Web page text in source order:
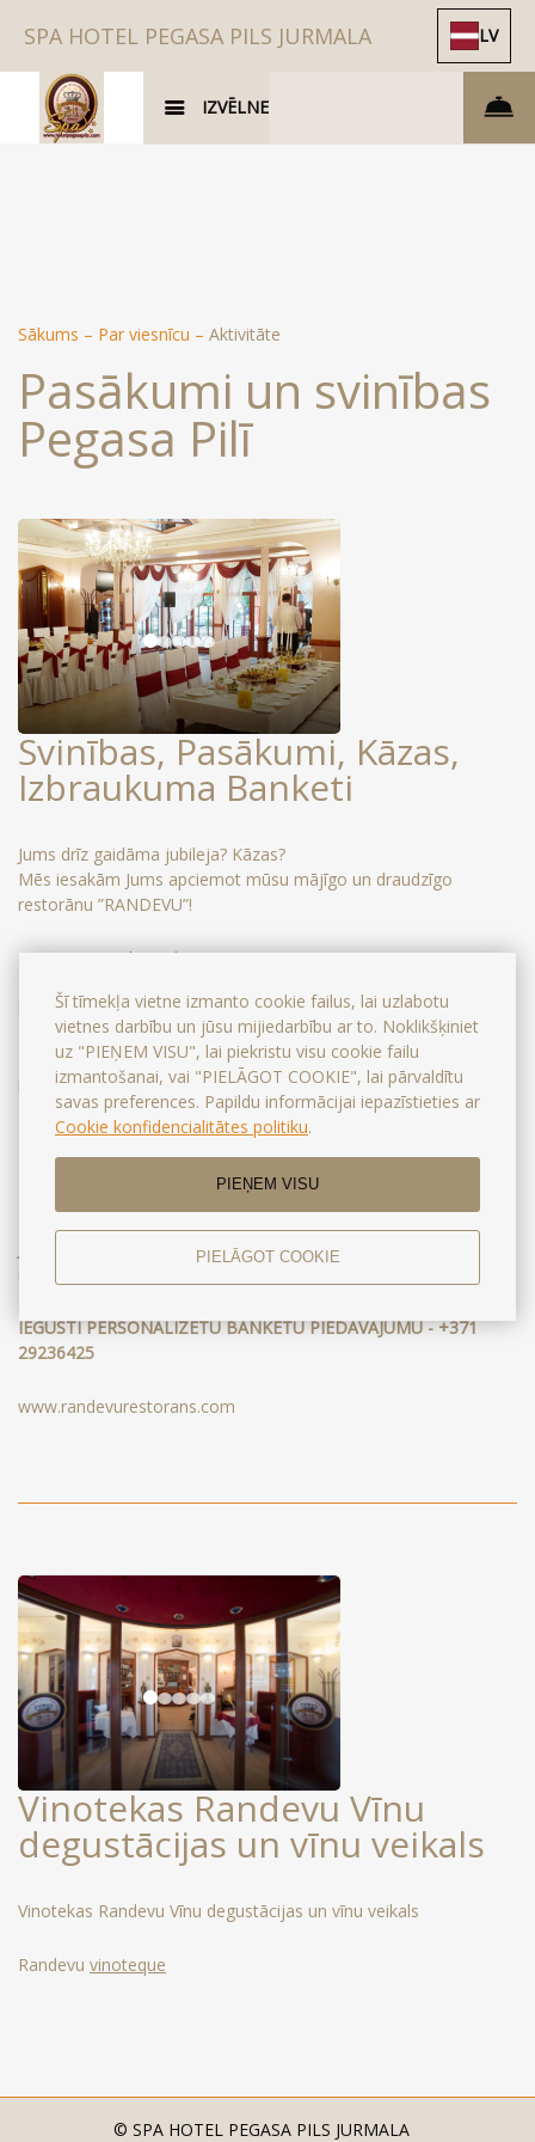
Šī tīmekļa vietne izmanto cookie failus, lai uzlabotu
vietnes darbību un jūsu mijiedarbību ar to. Noklikšķiniet
uz "PIEŅEM VISU", lai piekristu visu cookie failu
izmantošanai, vai "PIELĀGOT COOKIE", lai pārvaldītu
savas preferences. Papildu informācijai iepazīstieties ar
Cookie konfidencialitātes politiku.
PIEŅEM VISU
PIELĀGOT COOKIE
SPA HOTEL PEGASA PILS JURMALA LV
IZVĒLNE
Sākums – Par viesnīcu – Aktivitāte
Pasākumi un svinības
Pegasa Pilī
Svinības, Pasākumi, Kāzas,
Izbraukuma Banketi
Jums drīz gaidāma jubileja? Kāzas?
Mēs iesakām Jums apciemot mūsu mājīgo un draudzīgo
restorānu ”RANDEVU”!
Mūsu personāls gaida Jūs!
kāzu rīkošanā.
Mūsu personāls palīdzēs izvēlēties Jums ēdienus un dzērienus ko
baudīt svētkos, kā arī to optimālo daudzumu.
Lielisks serviss, brīnišķīga virtuve, burvīga gaisotne un izcils
garastāvoklis – to visu Jūs sagaidīsiet ”RANDEVU”!
Ja Jūs pasūtiet kāzu banketu – nakšņošana ar atlaidi divvietīgā
IEGŪSTI PERSONALIZĒTU BANKETU PIEDĀVĀJUMU - +371
29236425
www.randevurestorans.com
Vinotekas Randevu Vīnu
degustācijas un vīnu veikals
Vinotekas Randevu Vīnu degustācijas un vīnu veikals
Randevu vinoteque
© SPA HOTEL PEGASA PILS JURMALA